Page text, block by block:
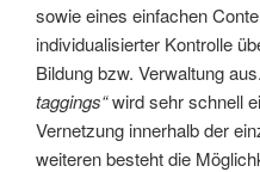
sowie eines einfachen
individualisierter Kontrolle
Bildung bzw. Verwaltung
taggings“wird sehr schnell
Vernetzung innerhalb der
weiteren besteht die